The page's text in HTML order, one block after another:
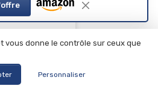
vous donne le contrôle sur ceux que
Personnaliser